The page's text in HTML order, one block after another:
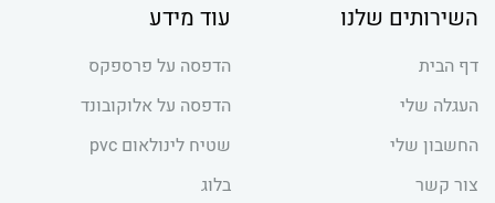
השירותים שלנו
דף הבית
העגלה שלי
החשבון שלי
צור קשר
עוד מידע
הדפסה על פרספקס
הדפסה על אלוקובונד
שטיח לינולאום pvc
בלוג